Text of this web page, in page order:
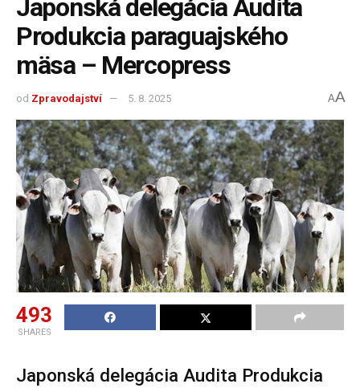
Japonská delegácia Audita
Produkcia paraguajského
mäsa – Mercopress
od Zpravodajství 5. 8. 2025 AA
493
SHARES
Japonská delegácia Audita Produkcia